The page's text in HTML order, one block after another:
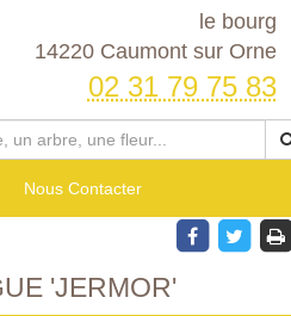
le bourg
14220 Caumont sur Orne
02 31 79 75 83
Nous Contacter
'JERMOR'